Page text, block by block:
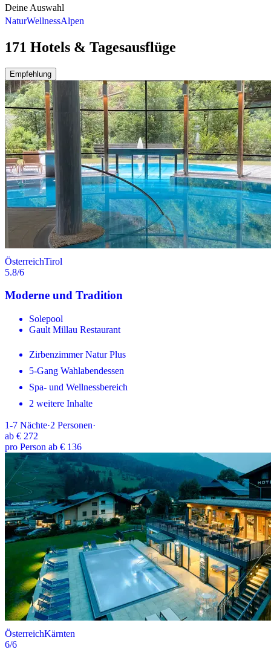
Deine Auswahl
NaturWellnessAlpen
171 Hotels & Tagesausflüge
Empfehlung
ÖsterreichTirol
5.8/6
Moderne und Tradition
Solepool
Gault Millau Restaurant
Zirbenzimmer Natur Plus
5-Gang Wahlabendessen
Spa- und Wellnessbereich
2 weitere Inhalte
1-7 Nächte·2 Personen·
ab € 272
pro Person ab € 136
ÖsterreichKärnten
6/6